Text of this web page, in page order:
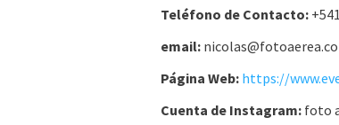
Teléfono de Contacto:
email:
Página Web:
Cuenta de Instagram: foto